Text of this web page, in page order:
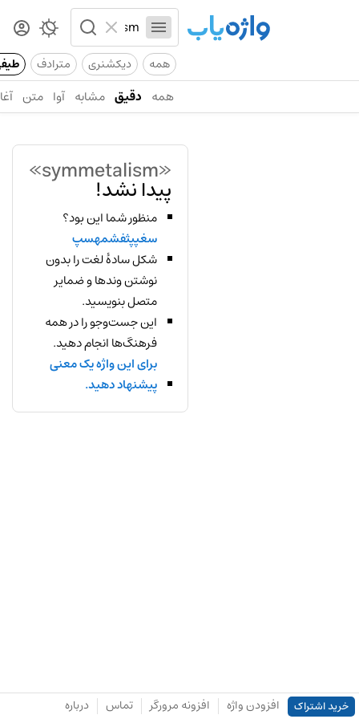
همه دیکشنری مترادف
همه دقیق مشابه آوا متن
«symmetalism»
پیدا نشد!
منظور شما این بود؟
سغپپثفشمهسپ
شکل سادهٔ لغت را بدون
نوشتن وندها و ضمایر
متصل بنویسید.
این جست‌وجو را در همه
فرهنگ‌ها انجام دهید.
برای این واژه یک معنی
پیشنهاد دهید.
خرید اشتراک افزودن واژه افزونه مرورگر تماس درباره